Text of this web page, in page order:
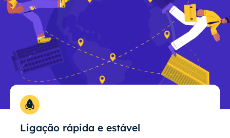
Ligação rápida e estável